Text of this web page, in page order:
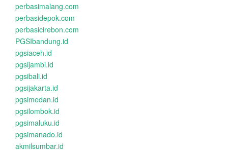
perbasimalang.com
perbasidepok.com
perbasicirebon.com
PGSIbandung.id
pgsiaceh.id
pgsijambi.id
pgsibali.id
pgsijakarta.id
pgsimedan.id
pgsilombok.id
pgsimaluku.id
pgsimanado.id
akmilsumbar.id